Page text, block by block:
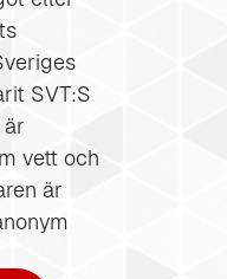
SVT:S
vett och
är